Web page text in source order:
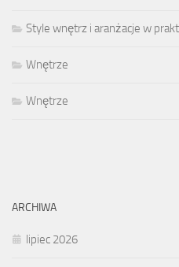
Style wnętrz i aranżacje w
Wnętrze
Wnętrze
ARCHIWA
lipiec 2026